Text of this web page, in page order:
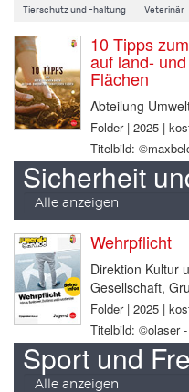
Tierschutz und -haltung Veterinär
10 Tipps
auf land-
Flächen
Abteilung
Folder | 2025 |
Titelbild:
Sicherheit
Alle anzeigen
Wehrpflicht
Direktion Kultur
Gesellschaft,
Folder | 2025 |
Titelbild: ©olaser
Sport und
Alle anzeigen